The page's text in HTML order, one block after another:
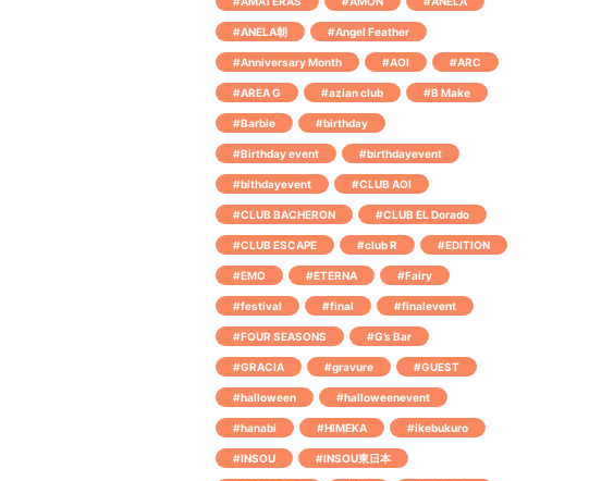
#ANELA朝 #Angel Feather
#Anniversary Month #AOI #ARC
#AREA G #azian club #B Make
#Barbie #birthday
#Birthday event #birthdayevent
#bithdayevent #CLUB AOI
#CLUB BACHERON #CLUB EL Dorado
#CLUB ESCAPE #club R #EDITION
#EMO #ETERNA #Fairy
#festival #final #finalevent
#FOUR SEASONS #G’s Bar
#GRACIA #gravure #GUEST
#halloween #halloweenevent
#hanabi #HIMEKA #ikebukuro
#INSOU #INSOU東日本